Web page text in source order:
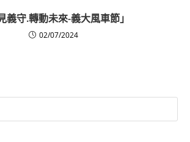
義守.轉動未來-義大風車節」
02/07/2024